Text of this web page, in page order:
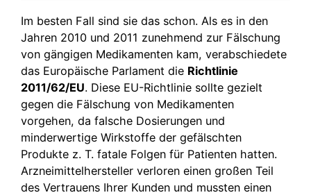
Im besten Fall sind sie das schon. Als es in den
Jahren 2010 und 2011 zunehmend zur Fälschung
von gängigen Medikamenten kam, verabschiedete
das Europäische Parlament die Richtlinie
2011/62/EU. Diese EU-Richtlinie sollte gezielt
gegen die Fälschung von Medikamenten
vorgehen, da falsche Dosierungen und
minderwertige Wirkstoffe der gefälschten
Produkte z. T. fatale Folgen für Patienten hatten.
Arzneimittelhersteller verloren einen großen Teil
des Vertrauens Ihrer Kunden und mussten einen